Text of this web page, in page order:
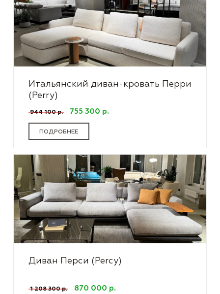
Итальянский диван-кровать Перри
(Perry)
944 100 р. 755 300 р.
ПОДРОБНЕЕ
Диван Перси (Percy)
1 208 300 р. 870 000 р.